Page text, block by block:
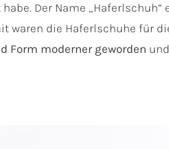
Der Name „Haferlschuh“
waren die Haferlschuhe für
Form moderner geworden